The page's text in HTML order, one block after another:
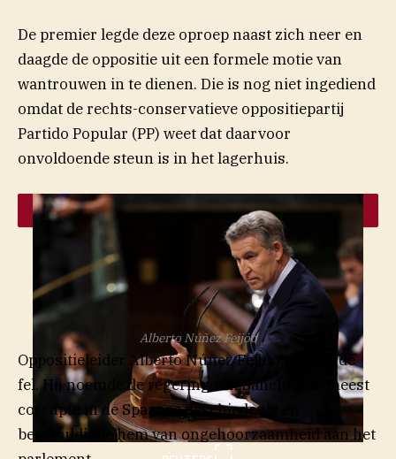
De premier legde deze oproep naast zich neer en
daagde de oppositie uit een formele motie van
wantrouwen in te dienen. Die is nog niet ingediend
omdat de rechts-conservatieve oppositiepartij
Partido Popular (PP) weet dat daarvoor
onvoldoende steun is in het lagerhuis.
Alberto Núñez Feijóo
Oppositieleider Alberto Núñez Feijóo reageerde
fel. Hij noemde de regering van Sánchez de meest
corrupte in de Spaanse geschiedenis en
beschuldigde hem van ongehoorzaamheid aan het